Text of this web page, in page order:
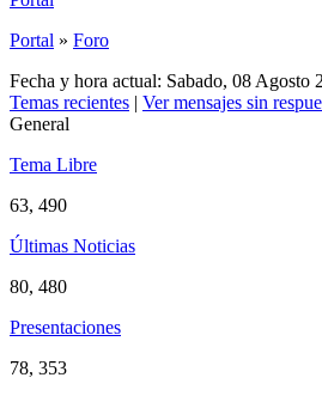
Portal » Foro
Fecha y hora actual: Sabado, 08 Agosto
Temas recientes | Ver mensajes sin
General
Tema Libre
63, 490
Últimas Noticias
80, 480
Presentaciones
78, 353